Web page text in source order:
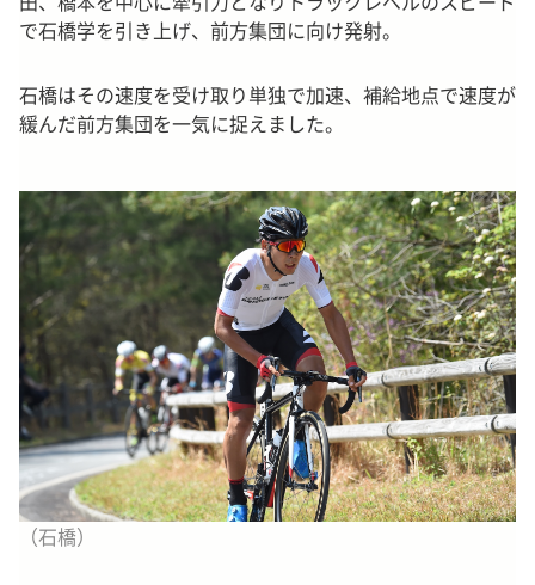
で石橋学を引き上げ、前方集団に向け発射。
石橋はその速度を受け取り単独で加速、補給地点で速度が
緩んだ前方集団を一気に捉えました。
（石橋）